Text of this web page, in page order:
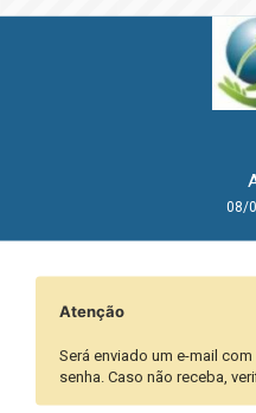
08/
Atenção
Será enviado um e-mail
senha. Caso não receba,